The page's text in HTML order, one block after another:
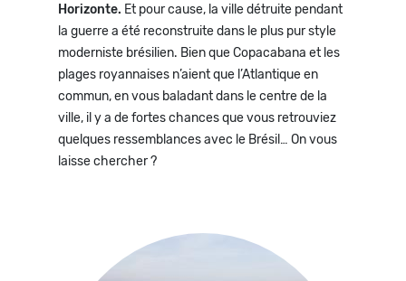
Horizonte. Et pour cause, la ville détruite pendant
la guerre a été reconstruite dans le plus pur style
moderniste brésilien. Bien que Copacabana et les
plages royannaises n’aient que l’Atlantique en
commun, en vous baladant dans le centre de la
ville, il y a de fortes chances que vous retrouviez
quelques ressemblances avec le Brésil… On vous
laisse chercher ?